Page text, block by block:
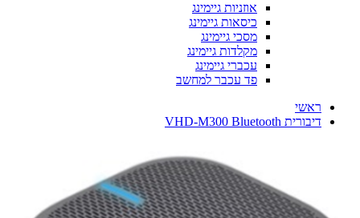
אוזניות גיימינג
כיסאות גיימינג
מסכי גיימינג
מקלדות גיימינג
עכברי גיימינג
פד עכבר למחשב
ראשי
דיבורית VHD-M300 Bluetooth